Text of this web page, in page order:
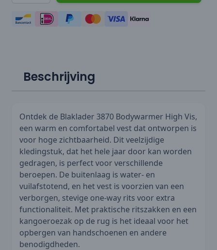
Beschrijving
Ontdek de Blaklader 3870 Bodywarmer High Vis,
een warm en comfortabel vest dat ontworpen is
voor hoge zichtbaarheid. Dit veelzijdige
kledingstuk, dat het hele jaar door kan worden
gedragen, is perfect voor verschillende
beroepen. De buitenlaag is water- en
vuilafstotend, en het vest is voorzien van een
verborgen, stevige one-way rits voor extra
functionaliteit. Met praktische ritszakken en een
kangoeroezak op de rug is het ideaal voor het
opbergen van handschoenen en andere
benodigdheden.